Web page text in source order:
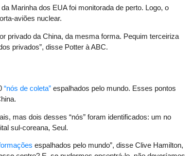
Marinha dos EUA foi monitorada de perto. Logo, o
aviões nuclear.
privado da China, da mesma forma. Pequim terceiriza
privados”, disse Potter à ABC.
“nós de coleta” espalhados pelo mundo. Esses pontos
mas dois desses “nós” foram identificados: um no
sul-coreana, Seul.
espalhados pelo mundo”, disse Clive Hamilton,